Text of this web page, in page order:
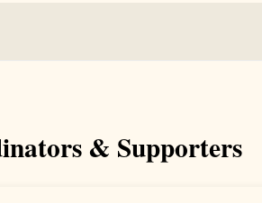
& Supporters